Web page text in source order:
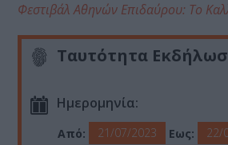
Φεστιβάλ Αθηνών Επιδαύρου: Το
Ταυτότητα
Ημερομηνία:
Από: 21/07/2023 Εως: 22/